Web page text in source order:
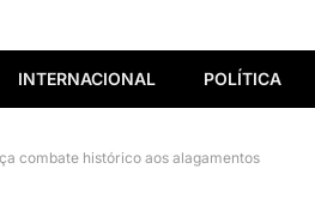
INTERNACIONAL POLÍTICA
combate histórico aos alagamentos